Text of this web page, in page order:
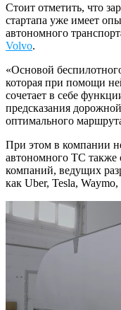
Стоит отметить, что
стартапа уже имеет
автономного
Volvo.
«Основой
которая при помощи
сочетает в себе
предсказания
оптимального
При этом в компании
автономного ТС также
компаний, ведущих
как Uber, Tesla,